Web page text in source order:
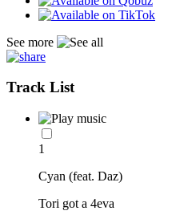
See more
Track List
1
Cyan (feat. Daz)
Tori got a 4eva